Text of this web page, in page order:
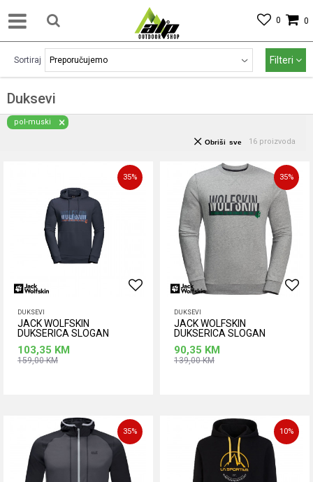
0
0
Duksevi
Sortiraj Filteri
pol-muski
16 proizvoda
Obriši sve
35%
DUKSEVI
JACK WOLFSKIN
DUKSERICA SLOGAN
103,35 KM
159,00KM
35%
DUKSEVI
JACK WOLFSKIN
DUKSERICA SLOGAN
90,35 KM
139,00KM
35% 10%